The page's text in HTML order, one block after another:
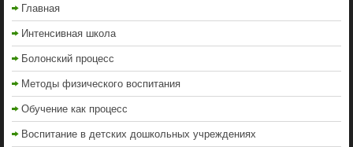
Главная
Интенсивная школа
Болонский процесс
Методы физического воспитания
Обучение как процесс
Воспитание в детских дошкольных учреждениях